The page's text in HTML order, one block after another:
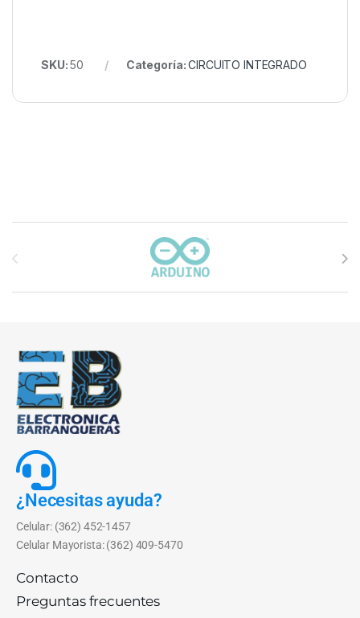
SKU:50 Categoría:CIRCUITO INTEGRADO
Carrusel de marcas
¿Necesitas ayuda?
Celular: (362) 452-1457
Celular Mayorista: (362) 409-5470
Contacto
Preguntas frecuentes